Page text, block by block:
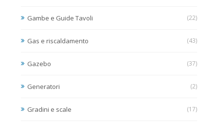
Gambe e Guide Tavoli (22)
Gas e riscaldamento (43)
Gazebo (37)
Generatori (2)
Gradini e scale (17)